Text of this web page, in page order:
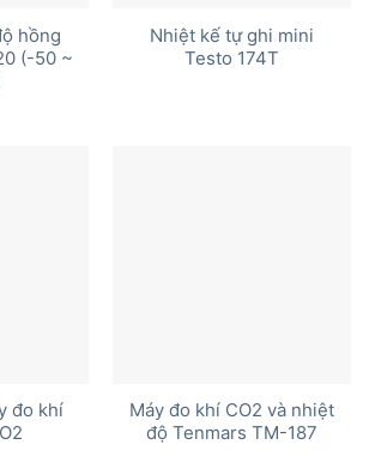
hồng
(-50 ~
Nhiệt kế tự ghi mini
Testo 174T
đo khí
Máy đo khí CO2 và nhiệt
độ Tenmars TM-187